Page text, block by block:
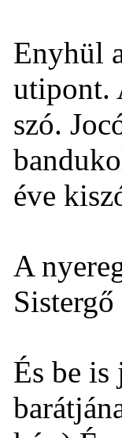
Enyhül
utipont.
szó.
éve
A
És be is